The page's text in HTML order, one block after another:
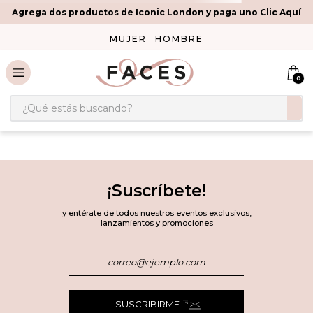
Agrega dos productos de Iconic London y paga uno Clic Aquí
MUJER HOMBRE
0
¿Qué estás buscando?
¡Suscríbete!
y entérate de todos nuestros eventos exclusivos,
lanzamientos y promociones
SUSCRIBIRME